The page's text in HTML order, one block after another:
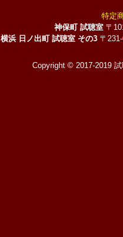
特定
神保町 試聴室 〒
横浜 日ノ出町 試聴室 その3 〒
Copyright © 2017-2019